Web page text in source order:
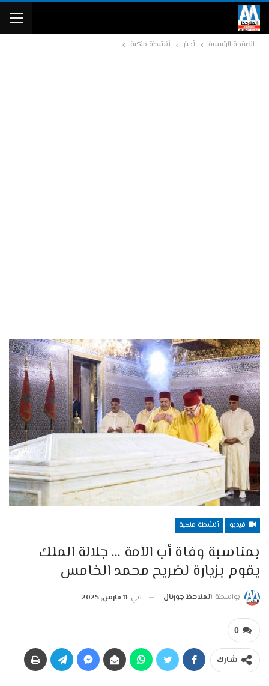
الصفحة الرئيسية أخبار أنشطة ملكية
فيديو أنشطة ملكية
بمناسبة وفاة أب الأمة … جلالة الملك
يقوم بزيارة لضريح محمد الخامس
بواسطة الملاحظ جورنال في 11 مارس, 2025
0
شارك